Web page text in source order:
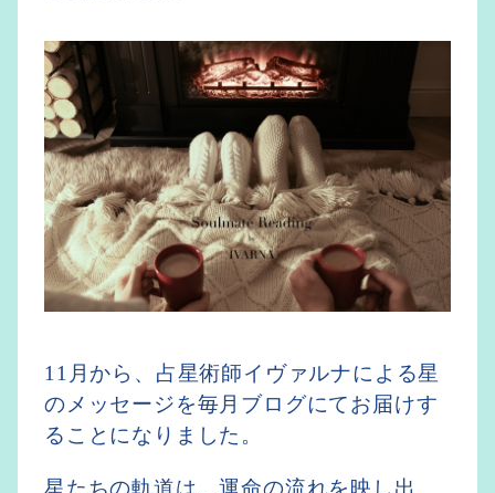
11月から、占星術師イヴァルナによる星
のメッセージを毎月ブログにてお届けす
ることになりました。